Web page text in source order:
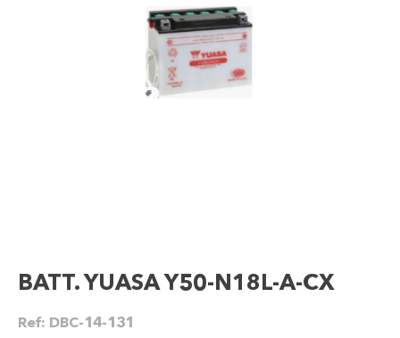
BATT. YUASA Y50-N18L-A-CX
Ref: DBC-14-131